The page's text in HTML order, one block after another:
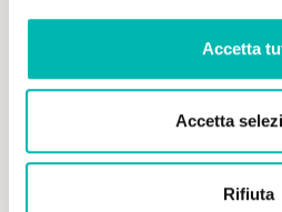
Accetta
Accetta
Rifiuta